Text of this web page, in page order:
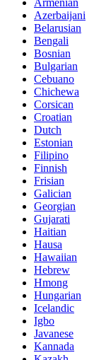
Azerbaijani
Belarusian
Bengali
Bosnian
Bulgarian
Cebuano
Chichewa
Corsican
Croatian
Dutch
Estonian
Filipino
Finnish
Frisian
Galician
Georgian
Gujarati
Haitian
Hausa
Hawaiian
Hebrew
Hmong
Hungarian
Icelandic
Igbo
Javanese
Kannada